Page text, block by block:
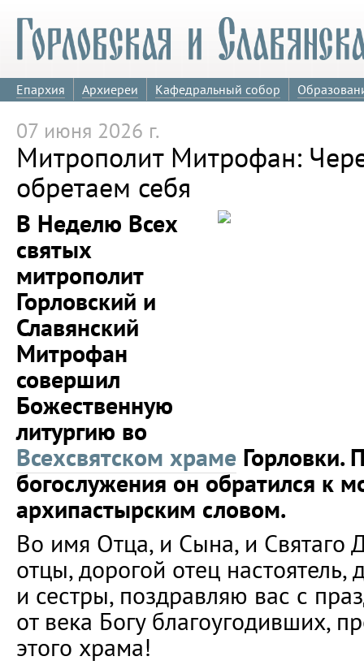
Епархия Архиереи Кафедральный собор
07 июня 2026 г.
Митрополит Митрофан:
обретаем себя
В Неделю Всех
святых
митрополит
Горловский и
Славянский
Митрофан
совершил
Божественную
литургию во
Всехсвятском храме Горловки.
богослужения он обратился к
архипастырским словом.
Во имя Отца, и Сына, и Святаго
отцы, дорогой отец настоятель,
и сестры, поздравляю вас с
от века Богу благоугодивших,
этого храма!